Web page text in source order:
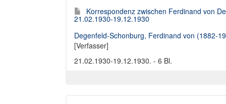
Korrespondenz zwischen Ferdinand von
21.02.1930-19.12.1930
Degenfeld-Schonburg, Ferdinand von (1882-
[Verfasser]
21.02.1930-19.12.1930. - 6 Bl.